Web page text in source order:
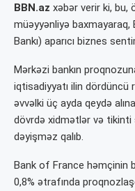
BBN.az xəbər verir ki, bu,
müəyyənliyə
Bankı) aparıcı biznes
Mərkəzi bankın
iqtisadiyyatı ilin dördüncü
əvvəlki üç ayda qeydə
dövrdə xidmətlər və tikinti
dəyişməz qalıb.
Bank of France həmçinin
0,8% ətrafında